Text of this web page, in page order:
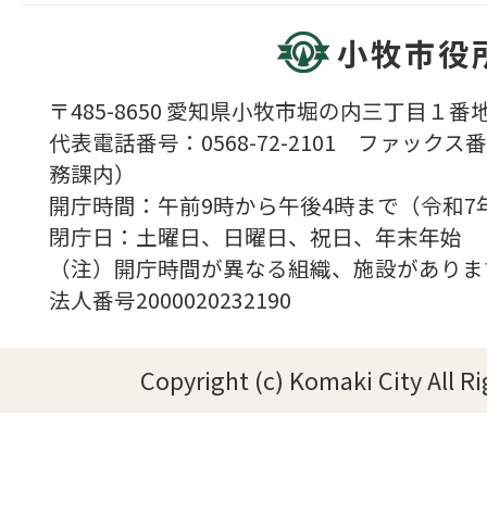
小牧市役
〒485-8650 愛知県小牧市堀の内三丁目１番
代表電話番号：0568-72-2101 ファックス
務課内）
開庁時間：午前9時から午後4時まで（令
閉庁日：土曜日、日曜日、祝日、年末年始
（注）開庁時間が異なる組織、施設があり
法人番号2000020232190
Copyright (c) Komaki City All